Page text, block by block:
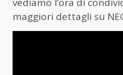
vediamo l’ora di
maggiori dettagli su